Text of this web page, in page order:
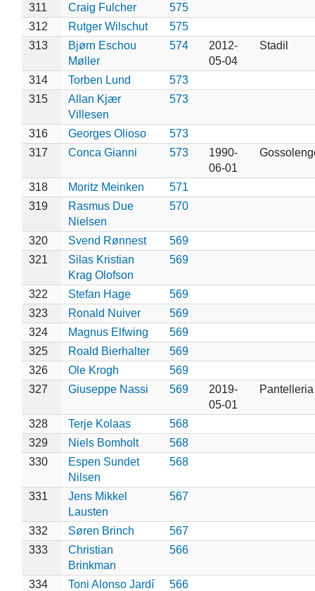
311
Craig Fulcher
575
312
Rutger Wilschut
575
313
Bjørn Eschou
Møller
574
2012-
05-04
Stadil
314 Torben Lund
573
315
Allan Kjær
Villesen
573
316 Georges Olioso
573
317
Conca Gianni 573
1990-
06-01
318 Moritz Meinken
571
319
Rasmus Due
Nielsen
570
320 Svend Rønnest
569
321
Silas Kristian
Krag Olofson
569
322 Stefan Hage
569
323
Ronald Nuiver
569
324
Magnus Elfwing
569
325
Roald Bierhalter
569
326
Ole Krogh
569
327
Giuseppe Nassi 569
2019-
05-01
328 Terje Kolaas
568
329
Niels Bomholt
568
330
Espen Sundet
Nilsen
568
331
Jens Mikkel
Lausten
567
332 Søren Brinch
567
333
Christian
Brinkman
566
334 Toni Alonso Jardí
566